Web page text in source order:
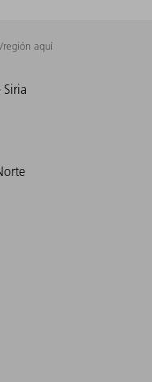
región aquí